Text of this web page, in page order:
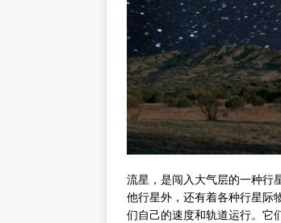
流星，是闯入大气层的一种行
他行星外，还有着各种行星际
们自己的速度和轨道运行。它